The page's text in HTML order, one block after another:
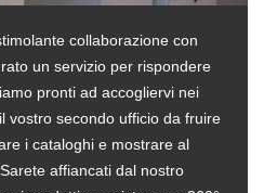
collaborazione con
un servizio per rispondere
pronti ad accogliervi nei
vostro secondo ufficio da fruire
i cataloghi e mostrare al
affiancati dal nostro